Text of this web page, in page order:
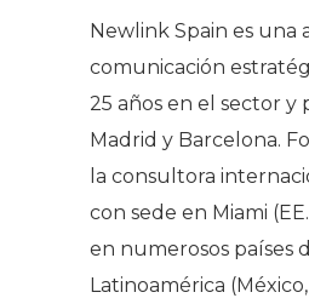
Newlink Spain es una
comunicación
25 años en el sector y
Madrid y Barcelona.
la consultora
con sede en Miami
en numerosos países
Latinoamérica